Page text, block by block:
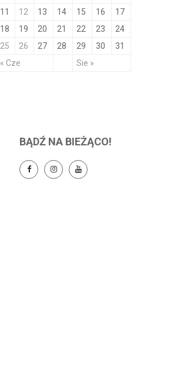
« Cze Sie »
11
12 13 14 15 16
17
18
19 20 21 22 23
24
25
26 27 28 29 30 31
BĄDŹ NA BIEŻĄCO!